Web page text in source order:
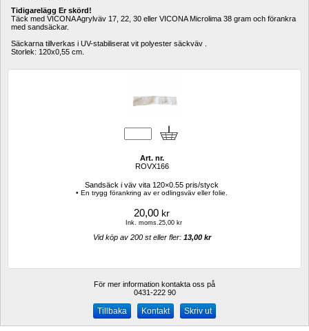
Tidigarelägg Er skörd!
Täck med VICONA Agrylväv 17, 22, 30 eller VICONA Microlima 38 gram och förankra
med sandsäckar.
Säckarna tillverkas i UV-stabiliserat vit polyester säckväv .
Storlek: 120x0,55 cm.
Art. nr.
ROVX166
Sandsäck i väv vita 120×0.55 pris/styck
• En trygg förankring av er odlingsväv eller folie.
20,00 kr
Ink. moms.25,00 kr
Vid köp av 200 st eller fler: 13,00 kr
För mer information kontakta oss på
0431-222 90
Kontakt Skriv ut